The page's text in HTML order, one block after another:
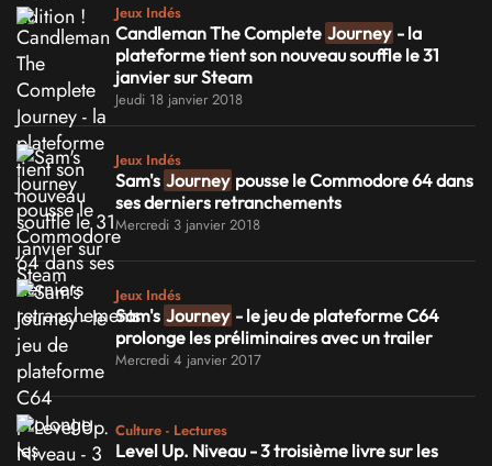
Jeux Indés
Candleman The Complete Journey - la
plateforme tient son nouveau souffle le 31
janvier sur Steam
Jeudi 18 janvier 2018
Jeux Indés
Sam's Journey pousse le Commodore 64 dans
ses derniers retranchements
Mercredi 3 janvier 2018
Jeux Indés
Sam's Journey - le jeu de plateforme C64
prolonge les préliminaires avec un trailer
Mercredi 4 janvier 2017
Culture - Lectures
Level Up. Niveau - 3 troisième livre sur les